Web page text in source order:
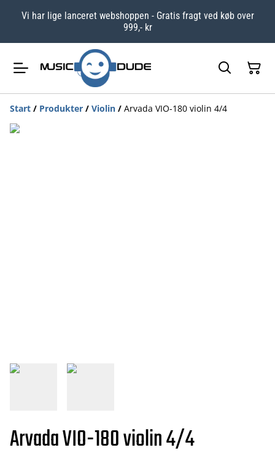
Vi har lige lanceret webshoppen - Gratis fragt ved køb over
999,- kr
Start / Produkter / Violin / Arvada VIO-180 violin 4/4
Arvada VIO-180 violin 4/4